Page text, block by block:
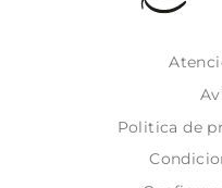
Politica de